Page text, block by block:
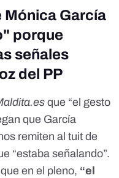
Mónica García
porque
señales
del PP
que “el gesto
que García
remiten al tuit de
“estaba señalando”.
en el pleno, “el